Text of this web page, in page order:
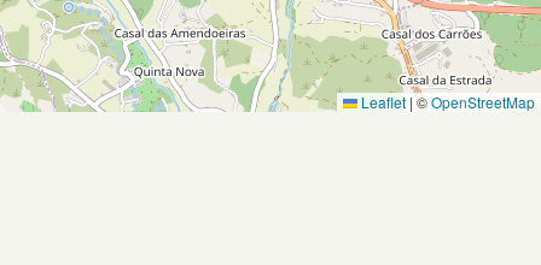
Leaflet |©OpenStreetMap